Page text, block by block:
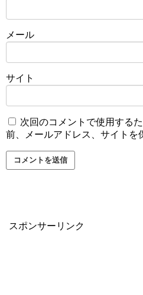
メール
サイト
次回のコメントで使用する
前、メールアドレス、サイトを
スポンサーリンク